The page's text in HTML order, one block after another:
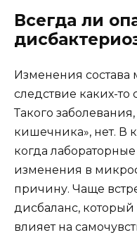
Всегда ли
Изменения
следствие каких-то
Такого
кишечника», нет. В
когда
изменения в
причину. Чаще
дисбаланс, который
влияет на